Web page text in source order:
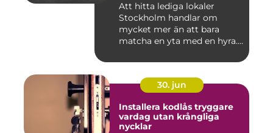
Att hitta lediga lokaler
Stockholm handlar om
mycket mer än att bara
matcha en yta med en hyra.
30. jun
Installera kodlås tryggare
vardag utan krångliga
nycklar